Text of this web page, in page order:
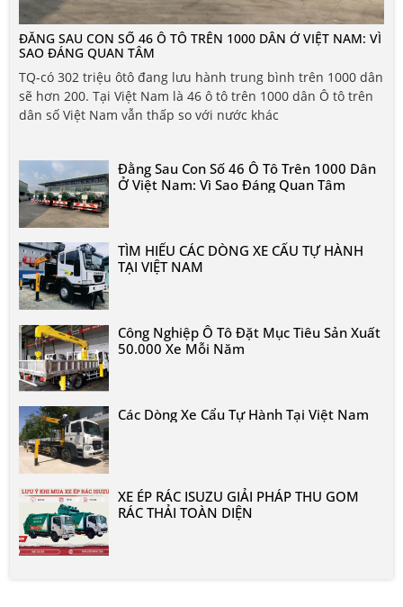
ĐẰNG SAU CON SỐ 46 Ô TÔ TRÊN 1000 DÂN Ở VIỆT NAM: VÌ
SAO ĐÁNG QUAN TÂM
TQ-có 302 triệu ôtô đang lưu hành trung bình trên 1000 dân
sẽ hơn 200. Tại Việt Nam là 46 ô tô trên 1000 dân Ô tô trên
dân số Việt Nam vẫn thấp so với nước khác
Đằng Sau Con Số 46 Ô Tô Trên 1000 Dân
Ở Việt Nam: Vì Sao Đáng Quan Tâm
TÌM HIỂU CÁC DÒNG XE CẨU TỰ HÀNH
TẠI VIỆT NAM
Công Nghiệp Ô Tô Đặt Mục Tiêu Sản Xuất
50.000 Xe Mỗi Năm
Các Dòng Xe Cẩu Tự Hành Tại Việt Nam
XE ÉP RÁC ISUZU GIẢI PHÁP THU GOM
RÁC THẢI TOÀN DIỆN